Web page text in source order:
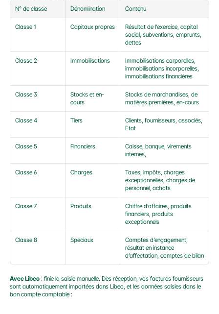
N° de classe
Dénomination Contenu
Classe 1 Capitaux propres
Résultat de l’exercice, capital
social, subventions, emprunts,
dettes
Classe 2 Immobilisations
Immobilisations corporelles,
immobilisations incorporelles,
immobilisations financières
Classe 3
Stocks et en-
cours
Stocks de marchandises, de
matières premières, en-cours
Classe 4 Tiers
Clients, fournisseurs, associés,
État
Classe 5 Financiers
Caisse, banque, virements
internes,
Classe 6 Charges
Taxes, impôts, charges
exceptionnelles, charges de
personnel, achats
Classe 7 Produits
Chiffre d’affaires, produits
financiers, produits
exceptionnels
Classe 8 Spéciaux
Comptes d’engagement,
résultat en instance
d’affectation, comptes de bilan
Avec Libeo : finie la saisie manuelle. Dès réception, vos factures fournisseurs
sont automatiquement importées dans Libeo, et les données saisies dans le
bon compte comptable :